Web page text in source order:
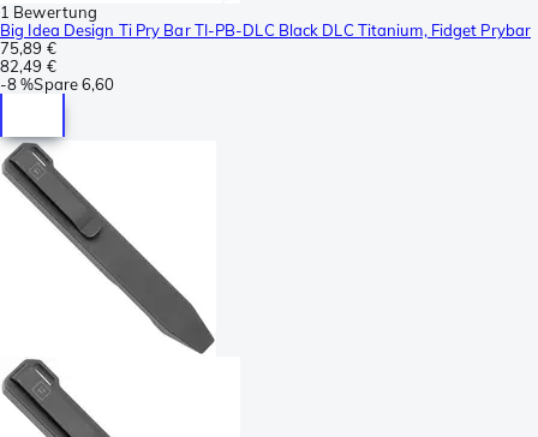
1 Bewertung
Big Idea Design Ti Pry Bar TI-PB-DLC Black DLC Titanium, Fidget Prybar
75,89 €
82,49 €
-8 %Spare6,60